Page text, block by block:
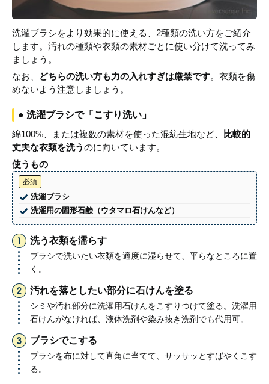
洗濯ブラシをより効果的に使える、2種類の洗い方をご紹介
します。汚れの種類や衣類の素材ごとに使い分けて洗ってみ
ましょう。
なお、
どちらの洗い方も力の入れすぎは厳禁です。衣類を傷
めないよう注意しましょう。
● 洗濯ブラシで「こすり洗い」
綿100%、または複数の素材を使った混紡生地など、
比較的
丈夫な衣類を洗うのに向いています。
使うもの
必須
洗濯ブラシ
洗濯用の固形石鹸（ウタマロ石けんなど）
洗う衣類を濡らす
ブラシで洗いたい衣類を適度に湿らせて、平らなところに置
く。
汚れを落としたい部分に石けんを塗る
シミや汚れ部分に洗濯用石けんをこすりつけて塗る。洗濯用
石けんがなければ、液体洗剤や染み抜き洗剤でも代用可。
ブラシでこする
ブラシを布に対して直角に当てて、サッサッとすばやくこす
る。